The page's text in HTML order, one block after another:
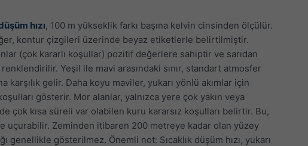
hızı, 100 m yükseklik farkı başına kelvin cinsinden ölçülür.
kontur çizgileri üzerinde beyaz etiketlerle belirtilmiştir.
(çok kararlı koşullar) pozitif değerlere sahiptir ve sarıdan
renklendirilir. Yeşil ile mavi arasındaki sınır, standart atmosfer
karşılık gelir. Daha koyu maviler, yukarı yönlü akımlar için
gösterir. Mor alanlar, yalnızca yere çok yakın veya
çok kısa süreli var olabilen kuru kararsız koşulları belirtir. Bu,
uçurabilir. Zeminden itibaren 200 metreye kadar olan yüzey
genellikle gösterilmez. Önemli not: Sıcaklık düşüm hızı, yukarı